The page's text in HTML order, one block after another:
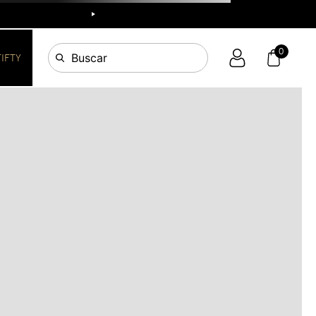
Buscar 0